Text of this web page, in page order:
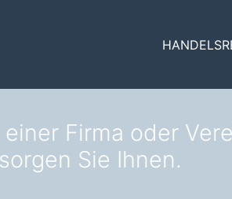
Firma oder
Sie Ihnen.